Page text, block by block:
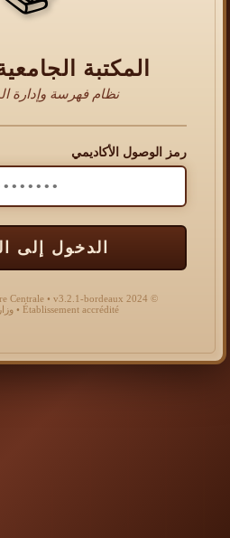
المكتبة
نظام فهرسة وإدارة
رمز الوصول الأكاديمي
الدخول إلى
© 2024 Bibliothèque Universitaire Centrale • v3.2.1-bordeaux
Établissement accrédité • وزارة التعليم العالي